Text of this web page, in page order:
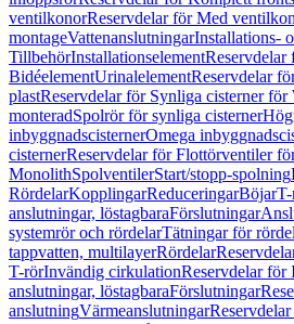
ventilkonorReservdelar för Med
montageVattenanslutningarInstallations-
TillbehörInstallationselementReservdelar
BidéelementUrinalelementReservdelar
plastReservdelar för Synliga cisterner för
monteradSpolrör för synliga cisterner
inbyggnadscisternerOmega
cisternerReservdelar för Flottörventiler
MonolithSpolventilerStart/stopp-spolning
RördelarKopplingarReduceringarBöjar
anslutningar, löstagbaraFörslutningar
systemrör och rördelarTätningar för
tappvatten, multilayerRördelar
T-rörInvändig cirkulationReservdelar för
anslutningar, löstagbaraFörslutningar
anslutningVärmeanslutningar